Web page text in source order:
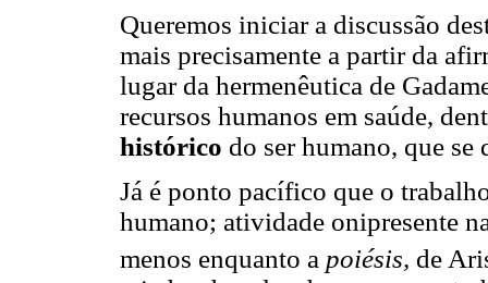
Queremos iniciar a discussão
mais precisamente a partir da
lugar da hermenêutica de
recursos humanos em saúde,
histórico do ser humano, que
Já é ponto pacífico que o
humano; atividade onipresente
menos enquanto a poiésis, de